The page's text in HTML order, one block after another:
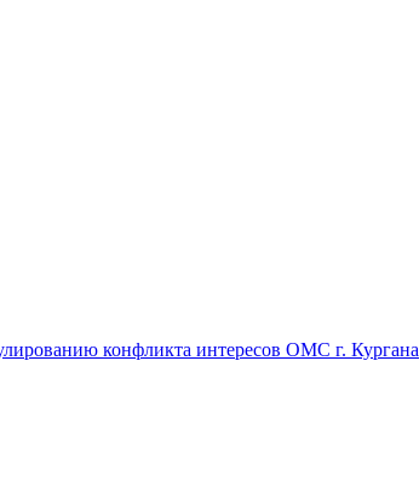
конфликта интересов ОМС г. Кургана